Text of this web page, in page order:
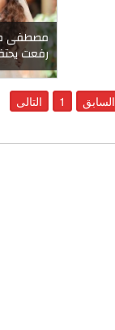
مصطفى
رفعت
السابق 1 التالى